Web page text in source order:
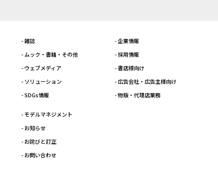
- 雑誌
- ムック・書籍・その他
- ウェブメディア
- ソリューション
- SDGs情報
- 企業情報
- 採用情報
- 書店様向け
- 広告会社・広告主様向け
- 物販・代理店業務
- モデルマネジメント
- お知らせ
- お詫びと訂正
- お問い合わせ